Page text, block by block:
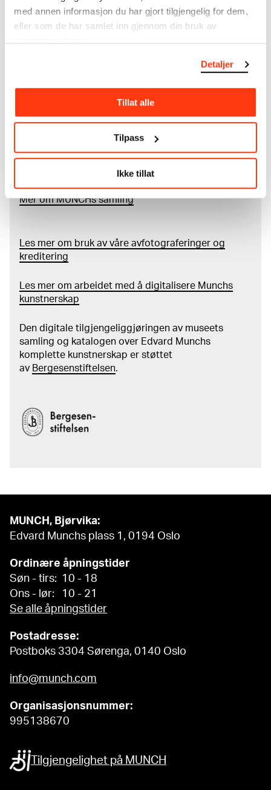
med annen informasjon du har gjort tilgjengelig for dem,
eller som de har samlet inn gjennom din bruk av
Detaljer
Tillat alle
Tilpass
Ikke tillat
I verkskatalogen kan du søke i hele Edvard Munchs
kunstnerskap. Verkskatalogen utbedres jevnlig i
MUNCHs samling består av over 42 000 unike
museumsobjekter, inkludert nærmere 27 000 unike
kunstverk. I tillegg til den ekstraordinære samlingen
kommune i 1940, rommer museet også samlingene
til Rolf Stenersen, Amaldus Nielsen og Ludvig O.
Merom MUNCHssamling
Les mer om bruk av våre avfotograferinger og
kreditering
Les mer om arbeidet med å digitalisere Munchs
kunstnerskap
Den digitale tilgjengeliggjøringen av museets
samling og katalogen over Edvard Munchs
komplette kunstnerskap er støttet
av Bergesenstiftelsen.
MUNCH, Bjørvika:
Edvard Munchs plass 1, 0194 Oslo
Ordinære åpningstider
Søn - tirs: 10 - 18
Ons - lør: 10 - 21
Se alle åpningstider
Postadresse:
Postboks 3304 Sørenga, 0140 Oslo
info@munch.com
Organisasjonsnummer:
995138670
Tilgjengelighet på MUNCH